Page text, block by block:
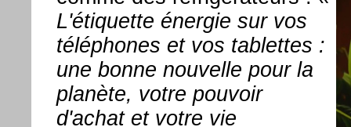
L'étiquette énergie sur vos
téléphones et vos tablettes :
une bonne nouvelle pour la
planète, votre pouvoir
d'achat et votre vie